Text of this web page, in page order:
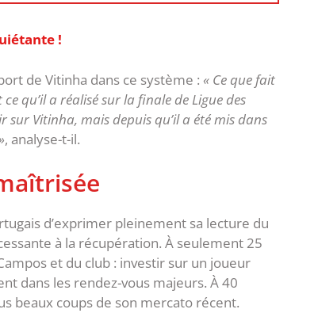
!
de Vitinha dans ce système : « Ce que fait
qu’il a réalisé sur la finale de Ligue des
sur Vitinha, mais depuis qu’il a été mis dans
, analyse-t-il.
d’exprimer pleinement sa lecture du
à la récupération. À seulement 25
et du club : investir sur un joueur
dans les rendez-vous majeurs. À 40
beaux coups de son mercato récent.